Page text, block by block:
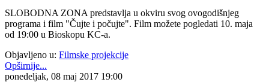
SLOBODNA ZONA predstavlja u okviru svog ovogodišnjeg
programa i film "Čujte i počujte". Film možete pogledati 10. maja
od 19:00 u Bioskopu KC-a.
Objavljeno u: Filmske projekcije
Opširnije...
ponedeljak, 08 maj 2017 19:00